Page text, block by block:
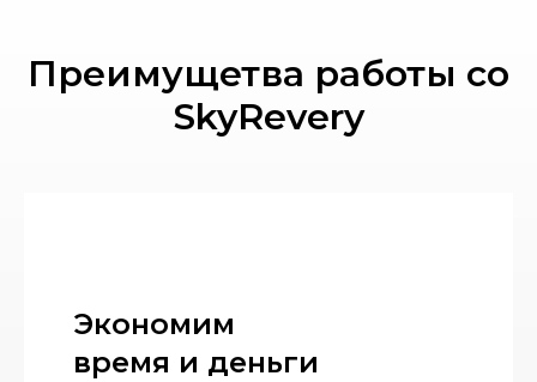
Преимущетва работы со
SkyRevery
Экономим
время и деньги